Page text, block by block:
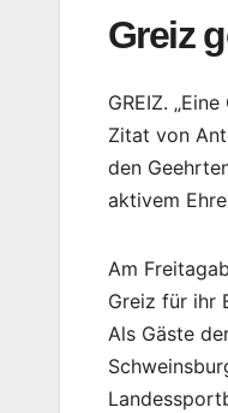
Greiz
GREIZ.
Zitat von
den
aktivem
Am
Greiz für ihr
Als Gäste